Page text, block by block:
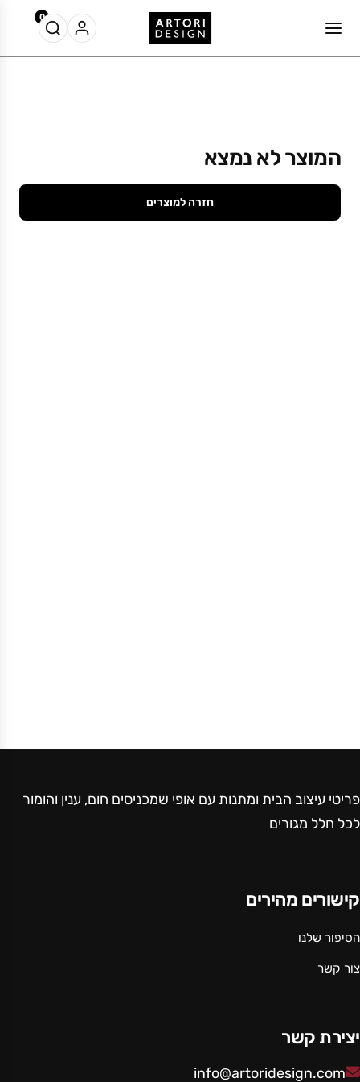
0
המוצר לא נמצא
חזרה למוצרים
פריטי עיצוב הבית ומתנות עם אופי שמכניסים חום, ענין והומור
לכל חלל מגורים
קישורים מהירים
הסיפור שלנו
צור קשר
יצירת קשר
info@artoridesign.com